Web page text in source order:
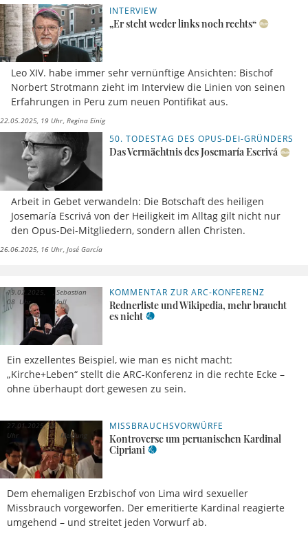
INTERVIEW
„Er steht weder links noch rechts“
Leo XIV. habe immer sehr vernünftige Ansichten: Bischof
Norbert Strotmann zieht im Interview die Linien von seinen
Erfahrungen in Peru zum neuen Pontifikat aus.
22.05.2025, 19 Uhr Regina Einig
50. TODESTAG DES OPUS-DEI-GRÜNDERS
Das Vermächtnis des Josemaría Escrivá
Arbeit in Gebet verwandeln: Die Botschaft des heiligen
Josemaría Escrivá von der Heiligkeit im Alltag gilt nicht nur
den Opus-Dei-Mitgliedern, sondern allen Christen.
26.06.2025, 16 Uhr José García
KOMMENTAR ZUR ARC-KONFERENZ
Rednerliste und Wikipedia, mehr braucht
es nicht
Ein exzellentes Beispiel, wie man es nicht macht:
„Kirche+Leben“ stellt die ARC-Konferenz in die rechte Ecke –
ohne überhaupt dort gewesen zu sein.
19.02.2025,
08 Uhr
Sebastian
Moll
MISSBRAUCHSVORWÜRFE
Kontroverse um peruanischen Kardinal
Cipriani
Dem ehemaligen Erzbischof von Lima wird sexueller
Missbrauch vorgeworfen. Der emeritierte Kardinal reagierte
umgehend – und streitet jeden Vorwurf ab.
27.01.2025, 18
Uhr
Meldung